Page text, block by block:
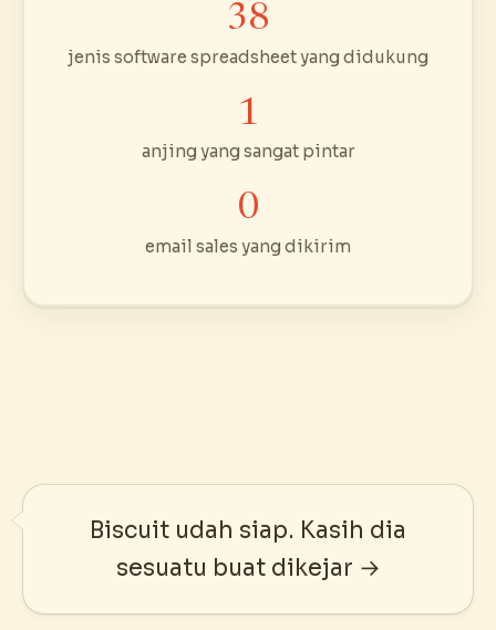
38
jenis software spreadsheet yang didukung
1
anjing yang sangat pintar
0
email sales yang dikirim
Biscuit udah siap. Kasih dia
sesuatu buat dikejar →